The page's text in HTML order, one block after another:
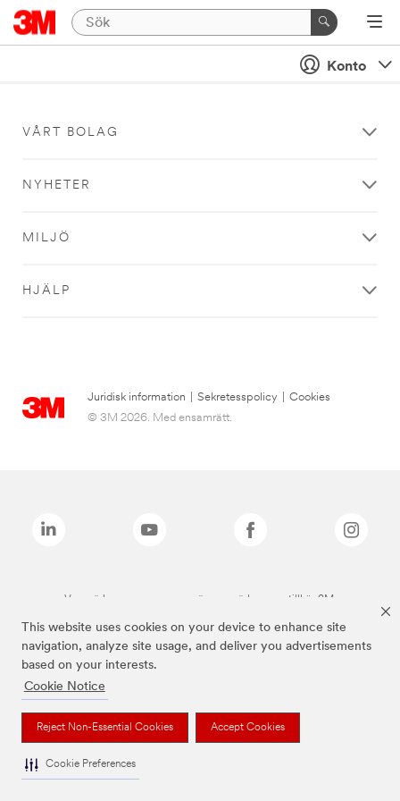
This website uses cookies on your device to enhance site
navigation, analyze site usage, and deliver you advertisements
based on your interests.
Cookie Notice
Reject Non-Essential Cookies Accept Cookies
Cookie Preferences
Konto
VÅRT BOLAG
NYHETER
MILJÖ
HJÄLP
Juridisk information Sekretesspolicy
Cookies
© 3M 2026. Med ensamrätt.
Varumärken som anges ovan är varumärken som tillhör 3M.